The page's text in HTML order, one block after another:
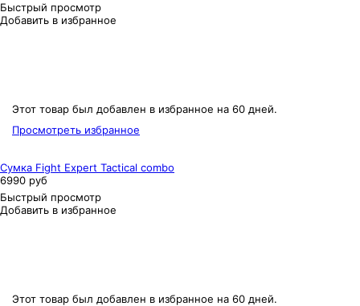
Быстрый просмотр
Добавить в избранное
Этот товар был добавлен в избранное на 60 дней.
Просмотреть избранное
Сумка Fight Expert Tactical combo
6990 руб
Быстрый просмотр
Добавить в избранное
Этот товар был добавлен в избранное на 60 дней.